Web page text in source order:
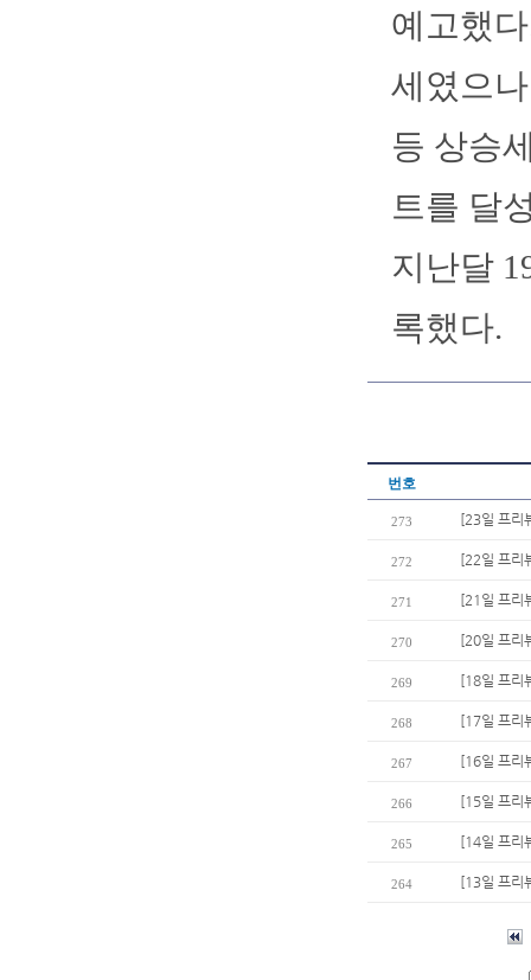
예고했
세였으
등 상승
트를 달
지난달
록했다.
번호
273 [23일 프리
272 [22일 프리
271 [21일 프리
270 [20일 프리
269 [18일 프리
268 [17일 프리
267 [16일 프리
266 [15일 프리
265 [14일 프리
264 [13일 프리